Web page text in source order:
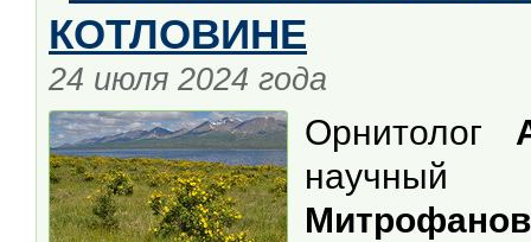
КОТЛОВИНЕ
24 июля 2024 года
Орнитолог
научный
Митрофанов